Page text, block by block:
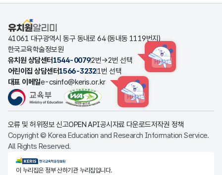
유치원알리미
41061 대구광역시 동구 동내로 64 (동내동 1119번지)
한국교육학술정보원
유치원 상담센터 1544-00792번→2번 선택 HINT
어린이집 상담센터1566-32321번 선택
대표 이메일e-csinfo@keris.or.kr
HINT
오류 및 허위정보 신고OPEN API공시자료 다운로드저작권 정책
Copyright © Korea Education and Research Information Service.
All Rights Reserved.
KERIS한국교육학술정보원
이 누리집은 정부 산하기관 누리집입니다.